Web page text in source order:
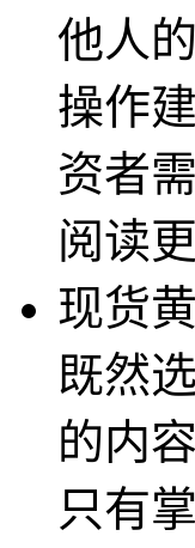
他人
操作
资者
阅读
现货
既然
的内
只有